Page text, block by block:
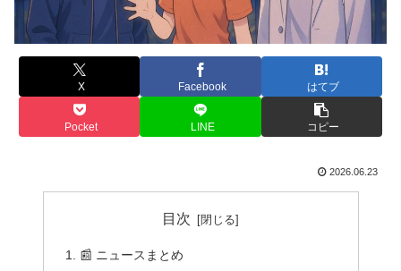
X Facebook はてブ
Pocket LINE コピー
2026.06.23
目次
📰 ニュースまとめ